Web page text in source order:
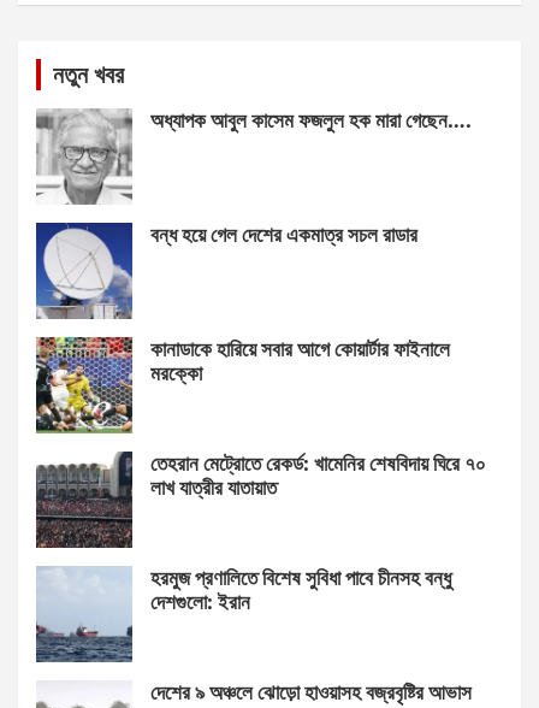
নতুন খবর
অধ্যাপক আবুল কাসেম ফজলুল হক মারা গেছেন….
বন্ধ হয়ে গেল দেশের একমাত্র সচল রাডার
কানাডাকে হারিয়ে সবার আগে কোয়ার্টার ফাইনালে
মরক্কো
তেহরান মেট্রোতে রেকর্ড: খামেনির শেষবিদায় ঘিরে ৭০
লাখ যাত্রীর যাতায়াত
হরমুজ প্রণালিতে বিশেষ সুবিধা পাবে চীনসহ বন্ধু
দেশগুলো: ইরান
দেশের ৯ অঞ্চলে ঝোড়ো হাওয়াসহ বজ্রবৃষ্টির আভাস